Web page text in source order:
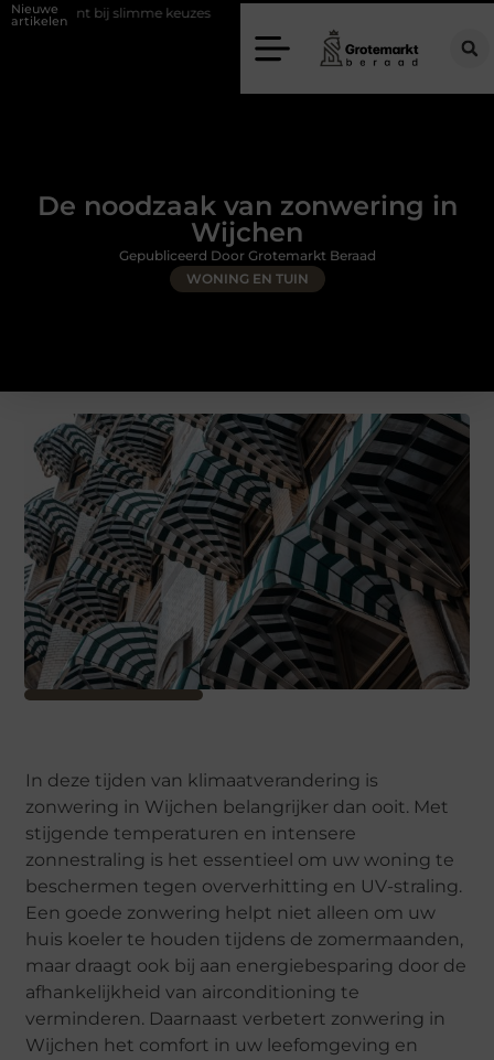
Nieuwe
artikelen
slimme keuzes Waarom kiezen voor een rijschool in Utrecht?
De noodzaak van zonwering in
Wijchen
WONING EN TUIN
Gepubliceerd Door Grotemarkt Beraad
In deze tijden van klimaatverandering is
zonwering in Wijchen belangrijker dan ooit. Met
stijgende temperaturen en intensere
zonnestraling is het essentieel om uw woning te
beschermen tegen oververhitting en UV-straling.
Een goede zonwering helpt niet alleen om uw
huis koeler te houden tijdens de zomermaanden,
maar draagt ook bij aan energiebesparing door de
afhankelijkheid van airconditioning te
verminderen. Daarnaast verbetert zonwering in
Wijchen het comfort in uw leefomgeving en